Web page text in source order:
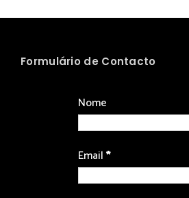
Formulário de Contacto
Nome
Email*